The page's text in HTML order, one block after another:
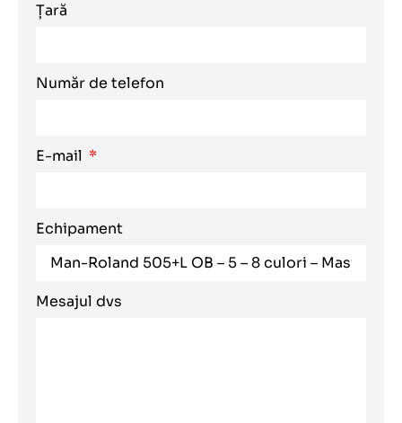
Țară
Număr de telefon
E-mail
Echipament
Mesajul dvs